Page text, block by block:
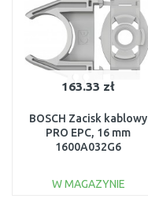
163.33 zł
BOSCH Zacisk kablowy
PRO EPC, 16 mm
1600A032G6
W MAGAZYNIE